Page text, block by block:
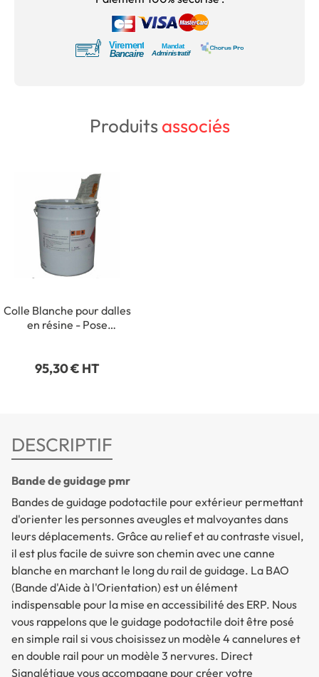
Produitsassociés
Colle Blanche pour dalles
en résine - Pose
95,30 € HT
DESCRIPTIF
Bande de guidage pmr
Bandes de guidage podotactile pour extérieur permettant
d'orienter les personnes aveugles et malvoyantes dans
leurs déplacements. Grâce au relief et au contraste visuel,
il est plus facile de suivre son chemin avec une canne
blanche en marchant le long du rail de guidage. La BAO
(Bande d'Aide à l'Orientation) est un élément
indispensable pour la mise en accessibilité des ERP. Nous
vous rappelons que le guidage podotactile doit être posé
en simple rail si vous choisissez un modèle 4 cannelures et
en double rail pour un modèle 3 nervures. Direct
Signalétique vous accompagne pour créer votre